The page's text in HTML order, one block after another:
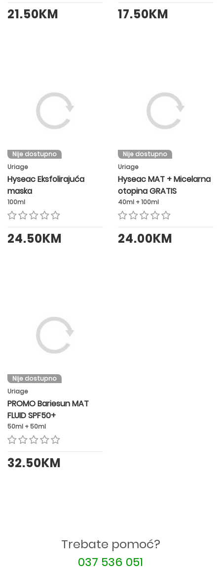
21.50KM 17.50KM
Nije dostupno
Uriage
Hyseac Eksfolirajuća
maska
100ml
24.50KM
Nije dostupno
Uriage
Hyseac MAT + Micelarna
otopina GRATIS
40ml + 100ml
24.00KM
Nije dostupno
Uriage
PROMO Bariesun MAT
FLUID SPF50+
50ml + 50ml
32.50KM
Trebate pomoć?
037 536 051